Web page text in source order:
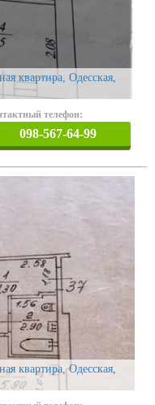
квартира, Одесская,
телефон:
098-567-64-99
квартира, Одесская